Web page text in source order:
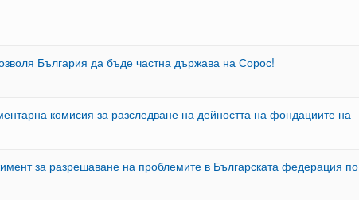
България да бъде частна държава на Сорос!
комисия за разследване на дейността на фондациите на
за разрешаване на проблемите в Българската федерация по